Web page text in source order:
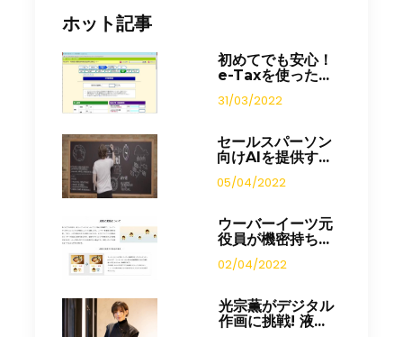
ホット記事
初めてでも安心！
e-Taxを使った...
31/03/2022
セールスパーソン
向けAIを提供す...
05/04/2022
ウーバーイーツ元
役員が機密持ち...
02/04/2022
光宗薫がデジタル
作画に挑戦! 液...